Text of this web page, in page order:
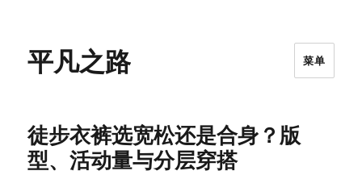
平凡之路 菜单
徒步衣裤选宽松还是合身？版
型、活动量与分层穿搭